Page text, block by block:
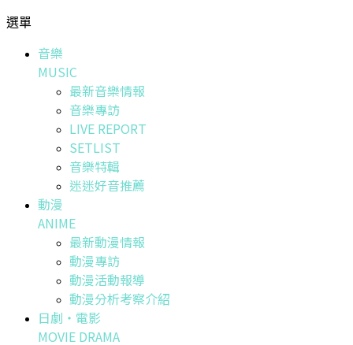
選單
音樂
MUSIC
最新音樂情報
音樂專訪
LIVE REPORT
SETLIST
音樂特輯
迷迷好音推薦
動漫
ANIME
最新動漫情報
動漫專訪
動漫活動報導
動漫分析考察介紹
日劇・電影
MOVIE DRAMA